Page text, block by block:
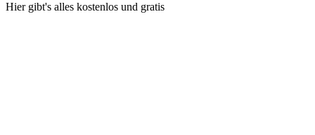
Hier gibt's alles kostenlos und gratis